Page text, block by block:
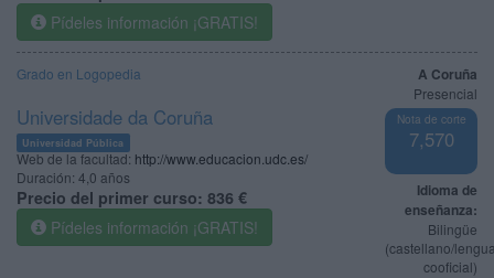
Pídeles información ¡GRATIS!
A Coruña
Presencial
Nota de corte
7,570
Idioma de
enseñanza:
Bilingüe
(castellano/
cooficial)
Grado en Logopedia
Universidade da Coruña
Universidad Pública
Web de la facultad: http://www.educacion.udc.es/
Duración: 4,0 años
Precio del primer curso: 836 €
Pídeles información ¡GRATIS!